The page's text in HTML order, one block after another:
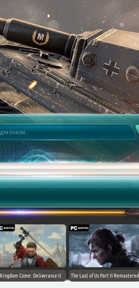
Kingdom Come: Deliverance II The Last of Us Part II Remastered